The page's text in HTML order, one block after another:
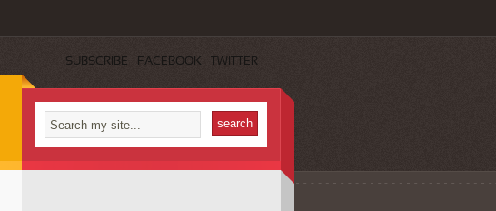
SUBSCRIBE FACEBOOK TWITTER